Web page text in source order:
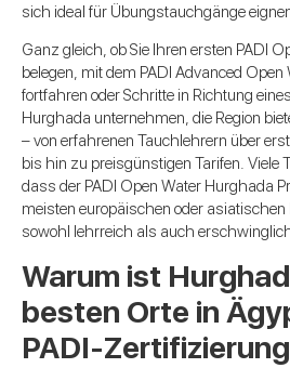
sich ideal für Übungstauchgänge
Ganz gleich, ob Sie Ihren ersten PADI
belegen, mit dem PADI Advanced
fortfahren oder Schritte in Richtung
Hurghada unternehmen, die Region
– von erfahrenen Tauchlehrern über
bis hin zu preisgünstigen Tarifen. Viele
dass der PADI Open Water Hurghada
meisten europäischen oder
sowohl lehrreich als auch
Warum ist
besten Orte in
PADI-